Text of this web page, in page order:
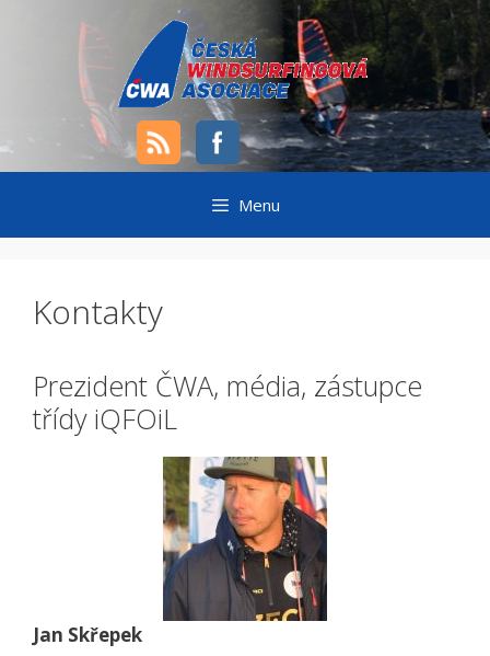
Menu
Kontakty
Prezident ČWA, média, zástupce
třídy iQFOiL
Jan Skřepek